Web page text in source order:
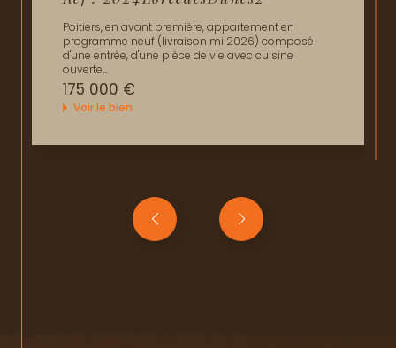
Réf : 2025NOVAVILLA
NEUVILLE-DE-POITOU, appartements neufs livrés en
2027, construits par un promoteur local. Pour
investisseur ou résidence principale, ce...
118 000 €
Voir le bien